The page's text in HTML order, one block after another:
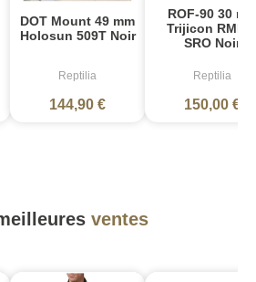
DOT Mount 49 mm
Holosun 509T Noir
Reptilia
144,90 €
ROF-90 30
Trijicon RMR
SRO Noir
Reptilia
150,00 €
ventes